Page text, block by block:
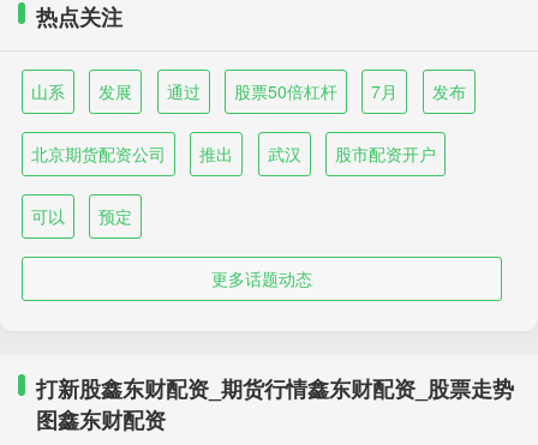
热点关注
山系 发展 通过 股票50倍杠杆 7月 发布
北京期货配资公司 推出 武汉 股市配资开户
可以 预定
更多话题动态
打新股鑫东财配资_期货行情鑫东财配资_股票走势
图鑫东财配资